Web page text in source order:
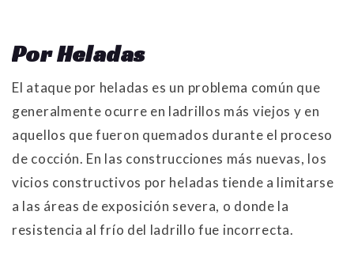
Por Heladas
El ataque por heladas es un problema común que
generalmente ocurre en ladrillos más viejos y en
aquellos que fueron quemados durante el proceso
de cocción. En las construcciones más nuevas, los
vicios constructivos por heladas tiende a limitarse
a las áreas de exposición severa, o donde la
resistencia al frío del ladrillo fue incorrecta.